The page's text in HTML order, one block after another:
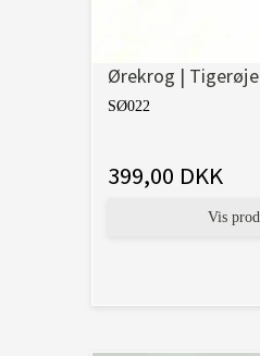
Ørekrog | Tigerøje
SØ022
399,00 DKK
Vis